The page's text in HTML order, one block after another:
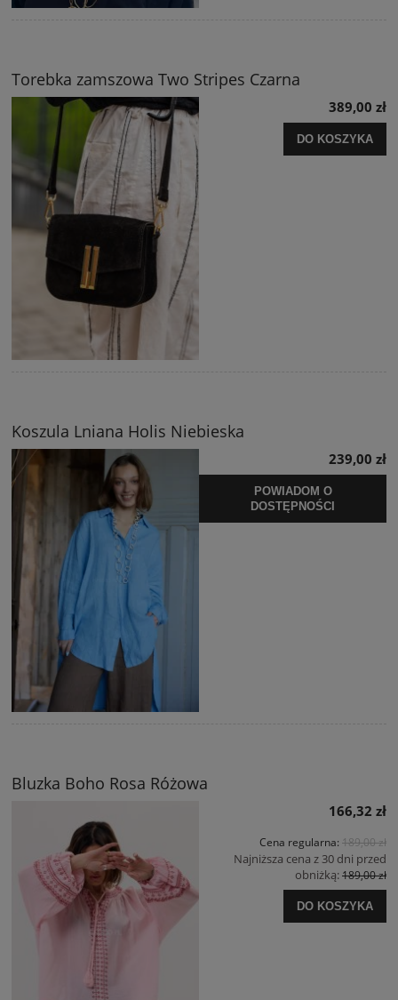
Torebka zamszowa Two Stripes Czarna
389,00 zł
DO KOSZYKA
Koszula Lniana Holis Niebieska
239,00 zł
POWIADOM O
DOSTĘPNOŚCI
Bluzka Boho Rosa Różowa
166,32 zł
Cena regularna: 189,00 zł
Najniższa cena z 30 dni przed
obniżką:189,00 zł
DO KOSZYKA